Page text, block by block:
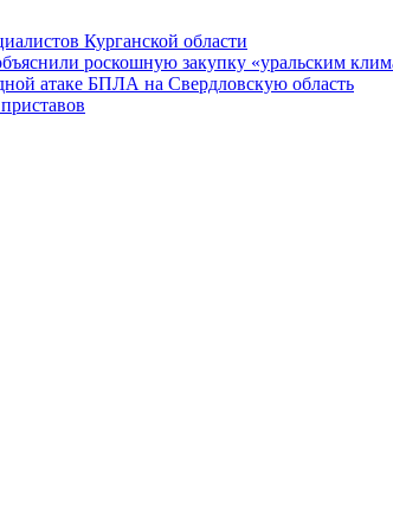
Курганской области
роскошную закупку «уральским
атаке БПЛА на Свердловскую область